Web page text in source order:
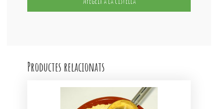
Productes relacionats